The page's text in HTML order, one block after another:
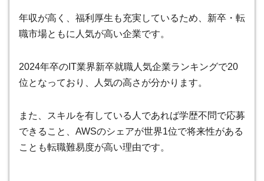
年収が高く、福利厚生も充実しているため、新卒・転
職市場ともに人気が高い企業です。
2024年卒のIT業界新卒就職人気企業ランキングで20
位となっており、人気の高さが分かります。
また、スキルを有している人であれば学歴不問で応募
できること、AWSのシェアが世界1位で将来性がある
ことも転職難易度が高い理由です。